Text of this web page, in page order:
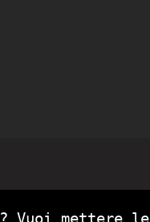
mettere